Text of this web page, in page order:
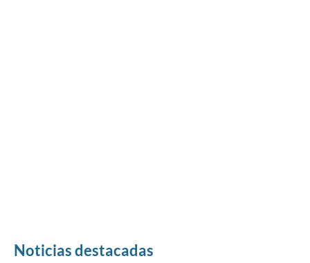
Noticias destacadas